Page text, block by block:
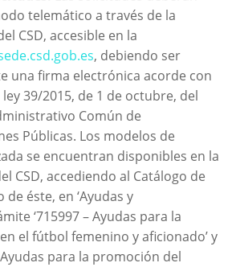
telemático a través de la
CSD, accesible en la
, debiendo ser
una firma electrónica acorde con
39/2015, de 1 de octubre, del
Común de
Públicas. Los modelos de
se encuentran disponibles en la
CSD, accediendo al Catálogo de
de éste, en ‘Ayudas y
‘715997 – Ayudas para la
el fútbol femenino y aficionado’ y
para la promoción del